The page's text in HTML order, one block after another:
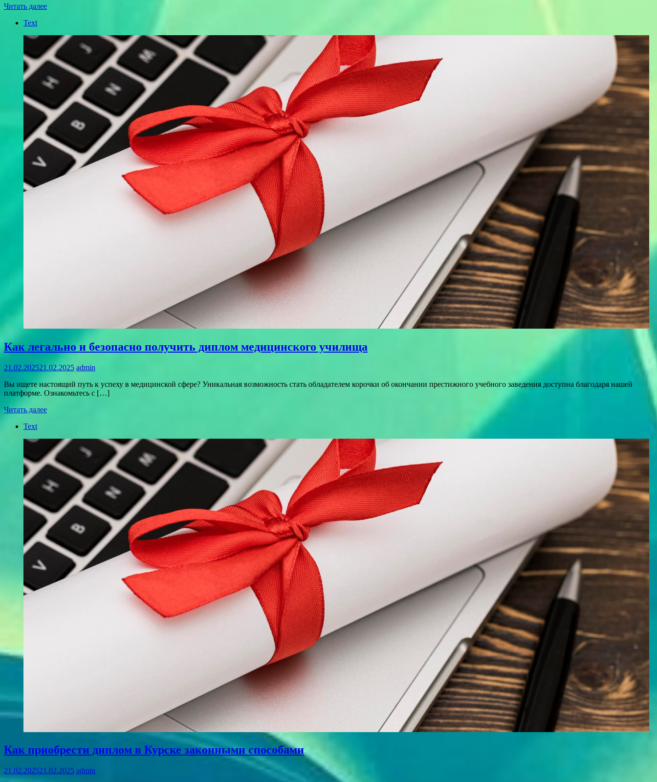
Читать далее
Text
Как легально и безопасно получить диплом медицинского училища
21.02.202521.02.2025 admin
Вы ищете настоящий путь к успеху в медицинской сфере? Уникальная возможность стать обладателем корочки об окончании престижного учебного заведения доступна благодаря нашей
платформе. Ознакомьтесь с […]
Читать далее
Text
Как приобрести диплом в Курске законными способами
21.02.202521.02.2025 admin